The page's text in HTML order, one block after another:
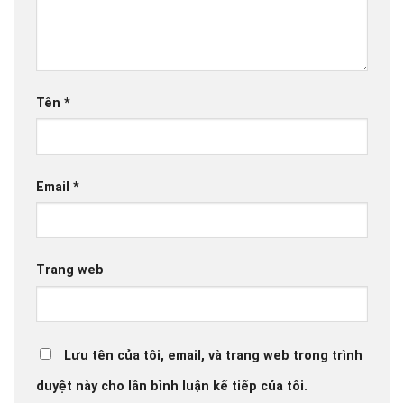
Tên *
Email *
Trang web
Lưu tên của tôi, email, và trang web trong trình
duyệt này cho lần bình luận kế tiếp của tôi.